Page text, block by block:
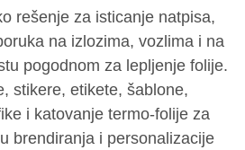
rešenje za isticanje natpisa,
na izlozima, vozlima i na
pogodnom za lepljenje folije.
stikere, etikete, šablone,
i katovanje termo-folije za
brendiranja i personalizacije